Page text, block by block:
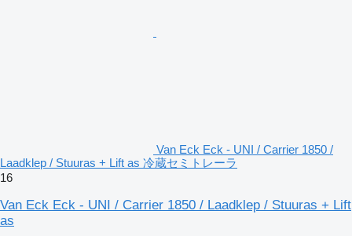
Van Eck Eck - UNI / Carrier 1850 /
Laadklep / Stuuras + Lift as 冷蔵セミトレーラ
16
Van Eck Eck - UNI / Carrier 1850 / Laadklep / Stuuras + Lift
as